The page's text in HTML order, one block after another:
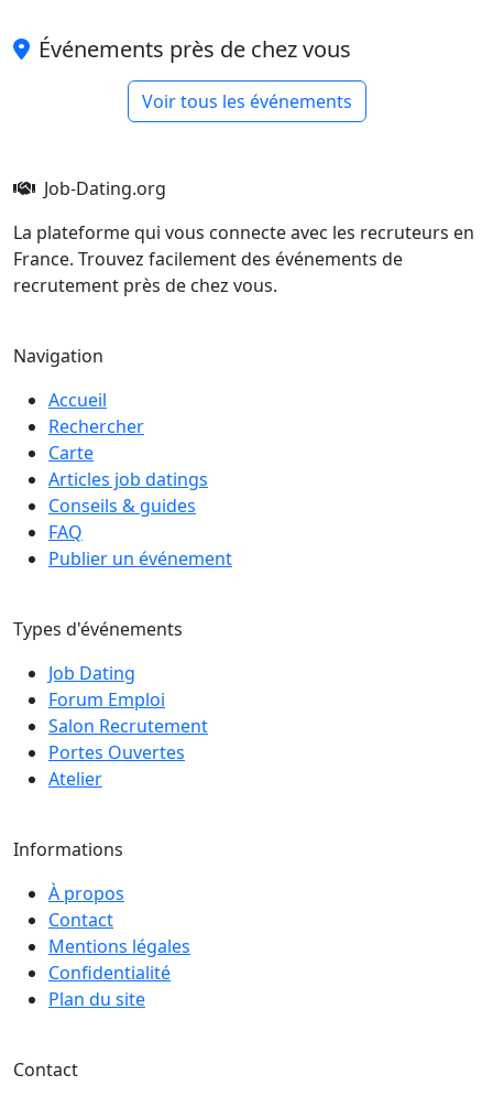
Événements près de chez vous
Voir tous les événements
Job-Dating.org
La plateforme qui vous connecte avec les recruteurs en
France. Trouvez facilement des événements de
recrutement près de chez vous.
Navigation
Accueil
Rechercher
Carte
Articles job datings
Conseils & guides
FAQ
Publier un événement
Types d'événements
Job Dating
Forum Emploi
Salon Recrutement
Portes Ouvertes
Atelier
Informations
À propos
Contact
Mentions légales
Confidentialité
Plan du site
Contact